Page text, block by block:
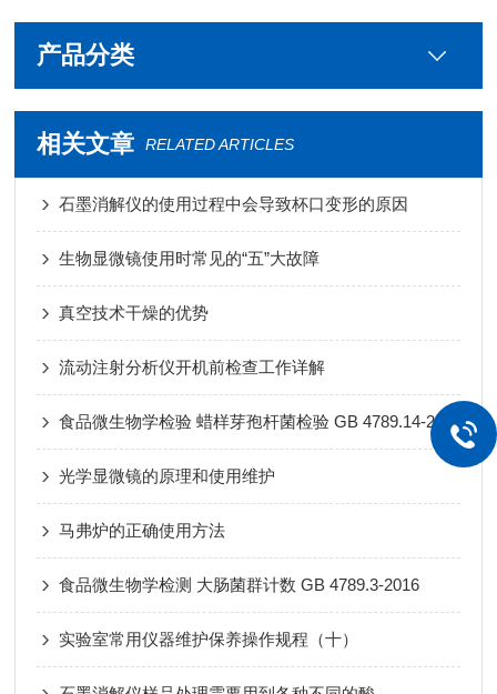
产品分类
相关文章 RELATED ARTICLES
石墨消解仪的使用过程中会导致杯口变形的原因
生物显微镜使用时常见的“五”大故障
真空技术干燥的优势
流动注射分析仪开机前检查工作详解
食品微生物学检验 蜡样芽孢杆菌检验 GB 4789.14-2014
光学显微镜的原理和使用维护
马弗炉的正确使用方法
食品微生物学检测 大肠菌群计数 GB 4789.3-2016
实验室常用仪器维护保养操作规程（十）